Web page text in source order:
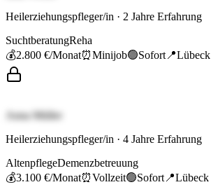
Heilerziehungspfleger/in · 2 Jahre Erfahrung
SuchtberatungReha
💰2.800 €/Monat⏰Minijob🟢Sofort 📍Lübeck
Anna Müller
Heilerziehungspfleger/in · 4 Jahre Erfahrung
AltenpflegeDemenzbetreuung
💰3.100 €/Monat⏰Vollzeit🟢Sofort 📍Lübeck